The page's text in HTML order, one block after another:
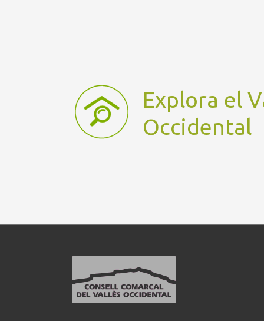
Explora el
Occidental